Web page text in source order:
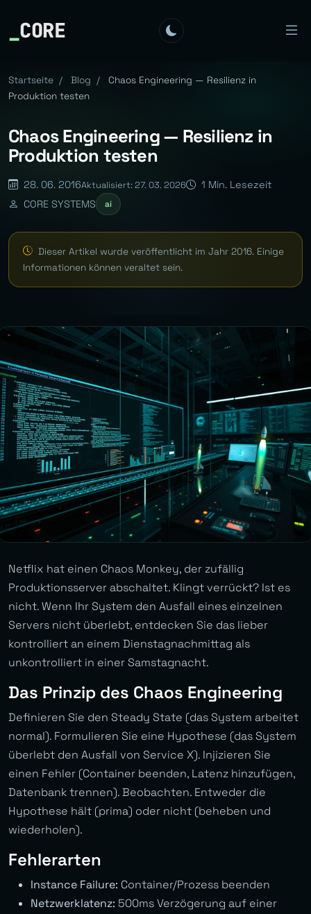
_CORE
Startseite / Blog /
Chaos Engineering — Resilienz in
Produktion testen
Chaos Engineering — Resilienz in
Produktion testen
28. 06. 2016Aktualisiert: 27. 03. 2026
1 Min. Lesezeit
CORE SYSTEMS
ai
Dieser Artikel wurde veröffentlicht im Jahr 2016. Einige
Informationen können veraltet sein.
Netflix hat einen Chaos Monkey, der zufällig
Produktionsserver abschaltet. Klingt verrückt? Ist es
nicht. Wenn Ihr System den Ausfall eines einzelnen
Servers nicht überlebt, entdecken Sie das lieber
kontrolliert an einem Dienstagnachmittag als
unkontrolliert in einer Samstagnacht.
Das Prinzip des Chaos Engineering
Definieren Sie den Steady State (das System arbeitet
normal). Formulieren Sie eine Hypothese (das System
überlebt den Ausfall von Service X). Injizieren Sie
einen Fehler (Container beenden, Latenz hinzufügen,
Datenbank trennen). Beobachten. Entweder die
Hypothese hält (prima) oder nicht (beheben und
wiederholen).
Fehlerarten
Instance Failure: Container/Prozess beenden
Netzwerklatenz: 500ms Verzögerung auf einer